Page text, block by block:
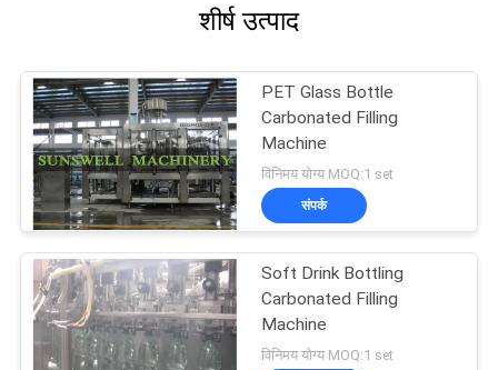
शीर्ष उत्पाद
PET Glass Bottle
Carbonated Filling
Machine
विनिमय योग्य MOQ:1 set
संपर्क
Soft Drink Bottling
Carbonated Filling
Machine
विनिमय योग्य MOQ:1 set